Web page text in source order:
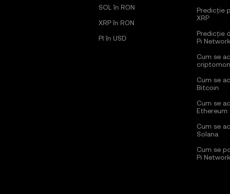
SOL în RON
XRP în RON
PI în USD
Predicție
XRP
Predicție
Pi Network
Cum se
Cum se
Bitcoin
Cum se
Ethereum
Cum se
Solana
Cum se
Pi Network